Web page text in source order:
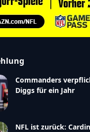
Commanders
Diggs für ein Jahr
NFL ist zurück: